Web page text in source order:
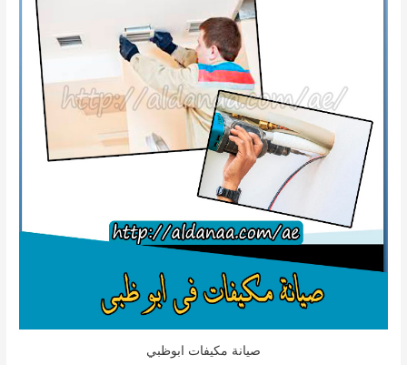
صيانة مكيفات ابوظبي